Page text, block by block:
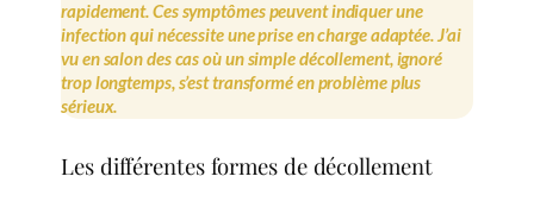
rapidement. Ces symptômes peuvent indiquer une
infection qui nécessite une prise en charge adaptée. J’ai
vu en salon des cas où un simple décollement, ignoré
trop longtemps, s’est transformé en problème plus
sérieux.
Les différentes formes de décollement